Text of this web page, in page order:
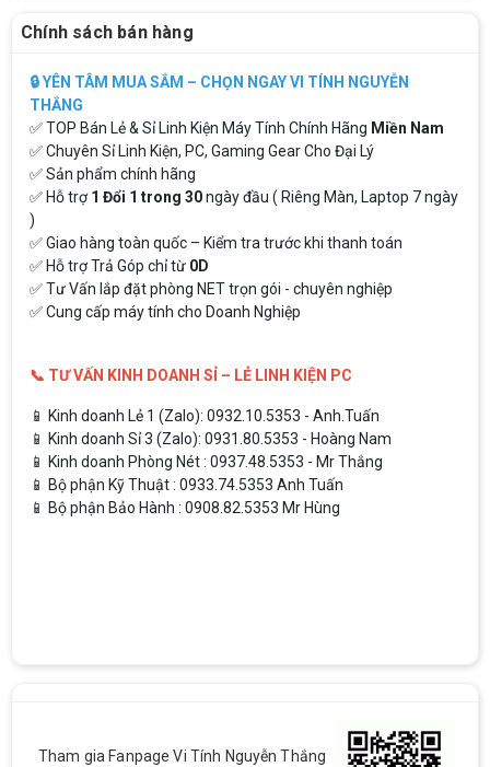
Chính sách bán hàng
🔒 YÊN TÂM MUA SẮM – CHỌN NGAY VI TÍNH NGUYỄN
THẮNG
✅ TOP Bán Lẻ & Sỉ Linh Kiện Máy Tính Chính Hãng Miền Nam
✅ Chuyên Sỉ Linh Kiện, PC, Gaming Gear Cho Đại Lý
✅ Sản phẩm chính hãng
✅ Hỗ trợ1 Đổi 1 trong 30ngày đầu ( Riêng Màn, Laptop 7 ngày
)
✅ Giao hàng toàn quốc – Kiểm tra trước khi thanh toán
✅ Hỗ trợ Trả Góp chỉ từ 0D
✅ Tư Vấn lắp đặt phòng NET trọn gói - chuyên nghiệp
✅ Cung cấp máy tính cho Doanh Nghiệp
📞 TƯ VẤN KINH DOANH SỈ – LẺ LINH KIỆN PC
📱 Kinh doanh Lẻ 1 (Zalo): 0932.10.5353 - Anh.Tuấn
📱 Kinh doanh Sỉ 3 (Zalo): 0931.80.5353 - Hoàng Nam
📱 Kinh doanh Phòng Nét : 0937.48.5353 - Mr Thắng
📱 Bộ phận Kỹ Thuật : 0933.74.5353 Anh Tuấn
📱 Bộ phận Bảo Hành : 0908.82.5353 Mr Hùng
Tham gia Fanpage Vi Tính Nguyễn Thắng